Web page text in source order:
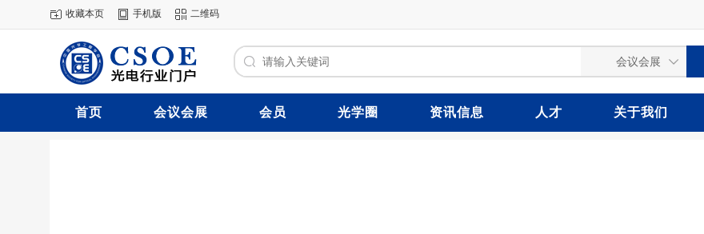
收藏本页 手机版 二维码
首页 会议会展 会员 光学圈 资讯信息 人才 关于我们